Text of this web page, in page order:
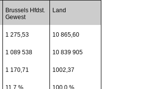
Brussels Hfdst.
Gewest
Land
1 275,53 10 865,60
1 089 538 10 839 905
1 170,71 1002,37
11,7 % 100,0 %